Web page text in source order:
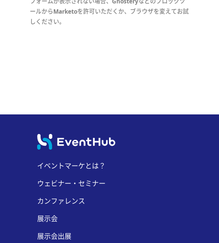
ールからMarketoを許可いただくか、ブラウザを変えてお試
しください。
イベントマーケとは？
ウェビナー・セミナー
カンファレンス
展示会
展示会出展